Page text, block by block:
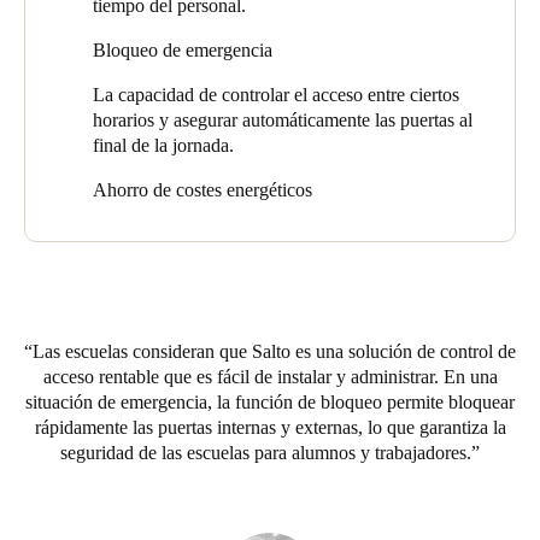
deben ser sólidas y efectivas pero discretas. Los padres deben
hijos, por lo que es vital que brinden seguridad efectiva las 24
horas del día, los 7 días de la semana y garanticen que tanto los
estudiantes como el personal estén seguros y protegidos en todo
momento.
puertas que se bloquean automáticamente en momentos
determinados según sea necesario.
Y con los escudos electrónicos AMOK de Salto, las aulas y las
instalaciones se pueden cerrar rápidamente durante una situación
tiempo del personal.
Bloqueo de emergencia
La capacidad de controlar el acceso entre ciertos
horarios y asegurar automáticamente las puertas al
final de la jornada.
Ahorro de costes energéticos
Las escuelas consideran que Salto es una solución de control de
acceso rentable que es fácil de instalar y administrar. En una
situación de emergencia, la función de bloqueo permite bloquear
rápidamente las puertas internas y externas, lo que garantiza la
seguridad de las escuelas para alumnos y trabajadores.